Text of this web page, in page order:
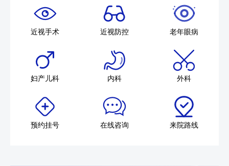
近视手术 近视防控 老年眼病
妇产儿科 内科 外科
预约挂号 在线咨询 来院路线